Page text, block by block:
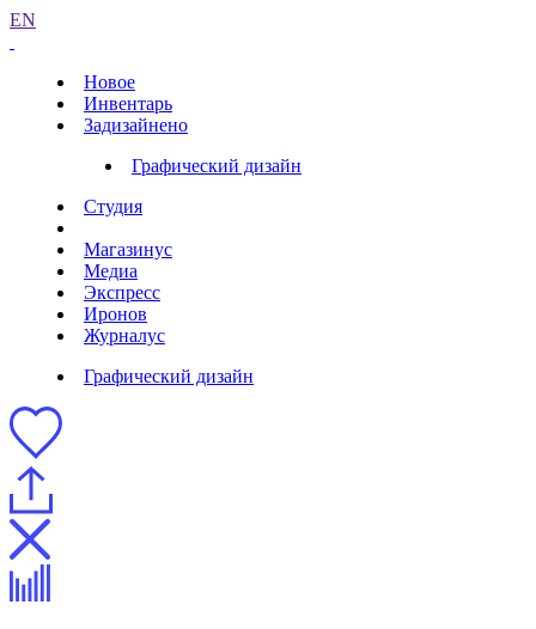
EN
Новое
Инвентарь
Задизайнено
Графический дизайн
Студия
Магазинус
Медиа
Экспресс
Иронов
Журналус
Графический дизайн